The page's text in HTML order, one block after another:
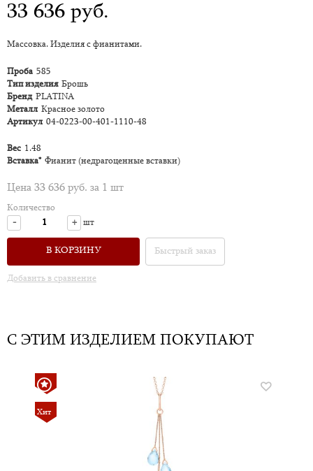
33 636 руб.
Массовка. Изделия с фианитами.
Проба 585
Тип изделия Брошь
Бренд PLATINA
Металл Красное золото
Артикул 04-0223-00-401-1110-48
Вес 1.48
Вставка* Фианит (недрагоценные вставки)
Цена 33 636 руб. за 1 шт
Количество
-
+ шт
В КОРЗИНУ Быстрый заказ
Добавить в сравнение
С ЭТИМ ИЗДЕЛИЕМ ПОКУПАЮТ
Хит